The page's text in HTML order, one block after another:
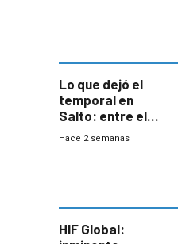
Lo que dejó el
temporal en
Salto: entre el
impacto
Hace 2 semanas
HIF Global: